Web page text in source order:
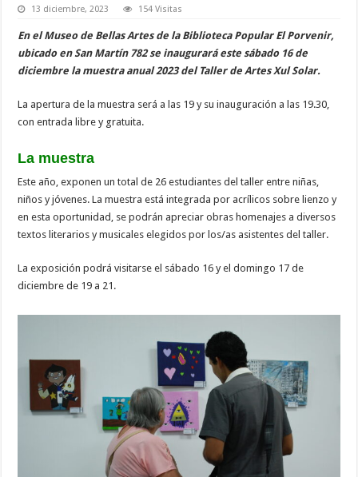
13 diciembre, 2023 154 Visitas
En el Museo de Bellas Artes de la Biblioteca Popular El Porvenir,
ubicado en San Martín 782 se inaugurará este sábado 16 de
diciembre la muestra anual 2023 del Taller de Artes Xul Solar.
La apertura de la muestra será a las 19 y su inauguración a las 19.30,
con entrada libre y gratuita.
La muestra
Este año, exponen un total de 26 estudiantes del taller entre niñas,
niños y jóvenes. La muestra está integrada por acrílicos sobre lienzo y
en esta oportunidad, se podrán apreciar obras homenajes a diversos
textos literarios y musicales elegidos por los/as asistentes del taller.
La exposición podrá visitarse el sábado 16 y el domingo 17 de
diciembre de 19 a 21.